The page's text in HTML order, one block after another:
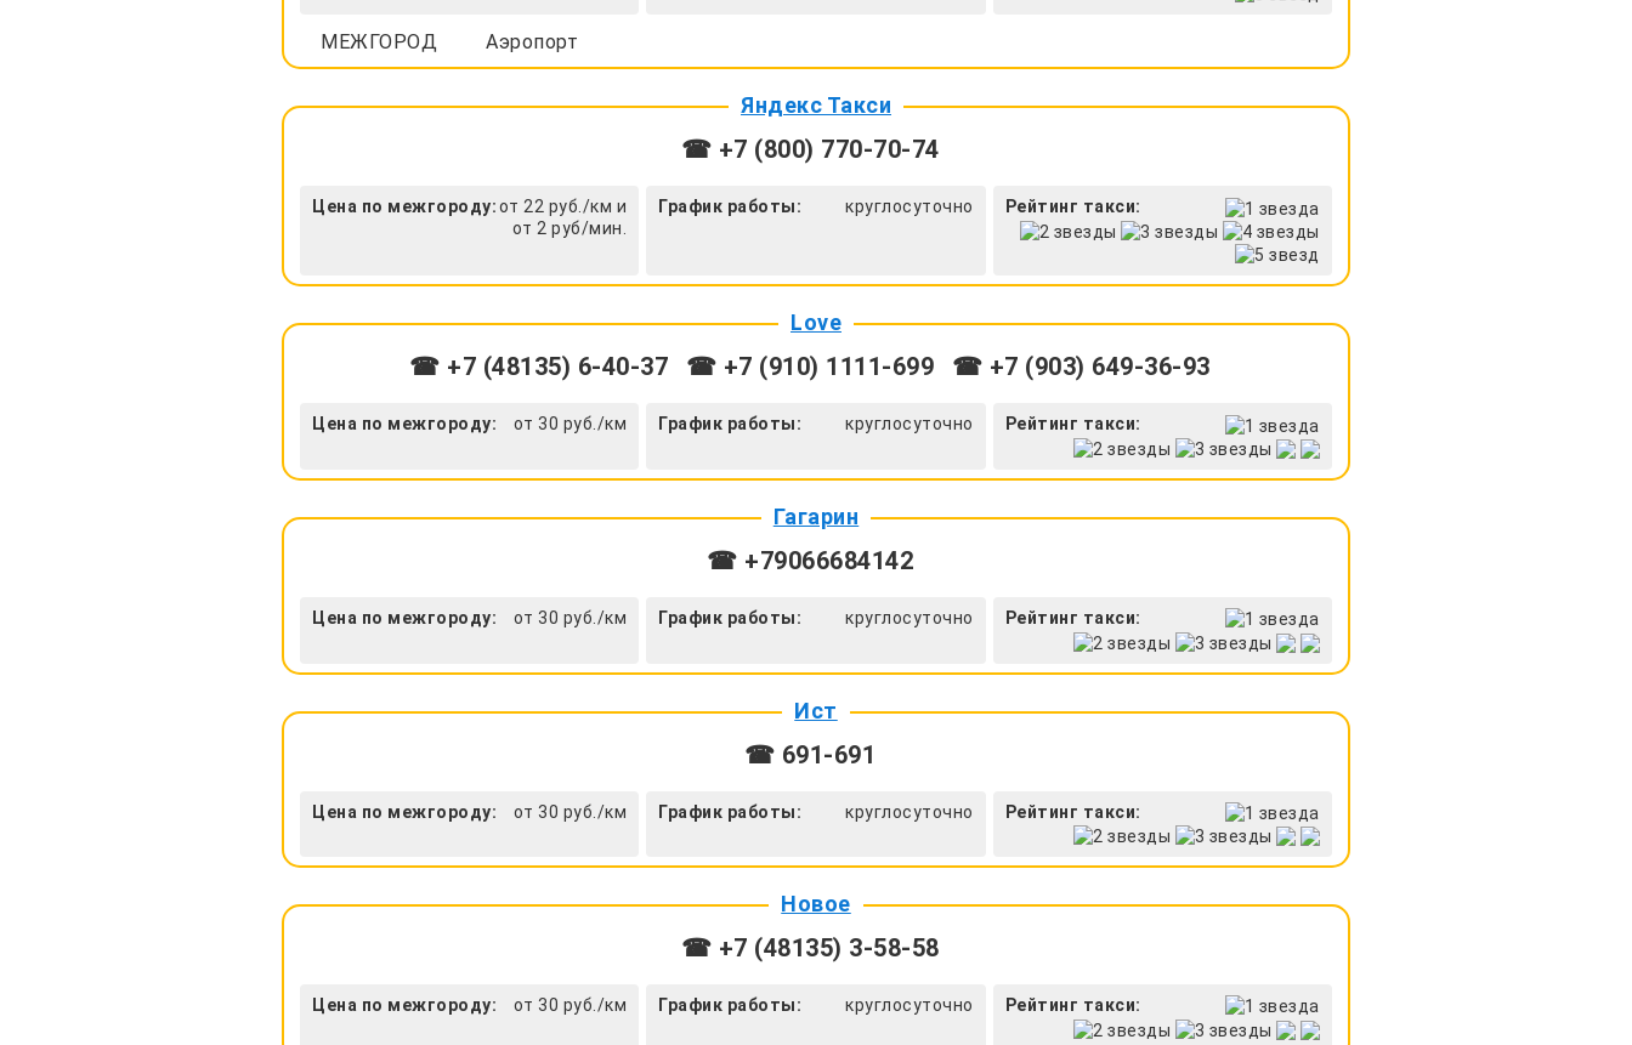
МЕЖГОРОД Аэропорт
Яндекс Такси
☎ +7 (800) 770-70-74
Цена по межгороду:от 22 руб./км и
от 2 руб/мин.
График работы: круглосуточно Рейтинг такси:
Love
☎ +7 (48135) 6-40-37 ☎ +7 (910) 1111-699 ☎ +7 (903) 649-36-93
Цена по межгороду: от 30 руб./км График работы: круглосуточно Рейтинг такси:
Гагарин
☎ +79066684142
Цена по межгороду: от 30 руб./км График работы: круглосуточно Рейтинг такси:
Ист
☎ 691-691
Цена по межгороду: от 30 руб./км График работы: круглосуточно Рейтинг такси:
Новое
☎ +7 (48135) 3-58-58
Цена по межгороду: от 30 руб./км График работы: круглосуточно Рейтинг такси: